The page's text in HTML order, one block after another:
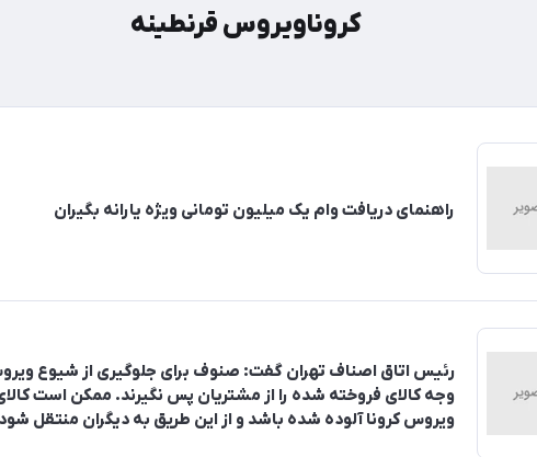
کروناویروس قرنطینه
راهنمای دریافت وام یک میلیون تومانی ویژه یارانه بگیران
رئیس اتاق اصناف تهران گفت: صنوف برای جلوگیری از شیوع
وجه کالای فروخته شده را از مشتریان پس نگیرند. ممکن است
ویروس کرونا آلوده شده باشد و از این طریق به دیگران منتقل